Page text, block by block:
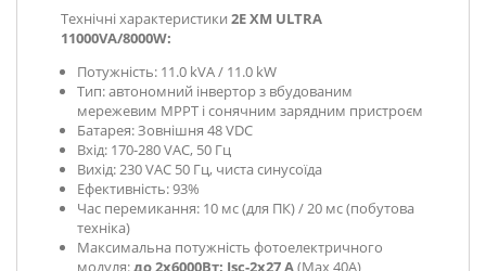
Технічні характеристики 2E XM ULTRA
11000VA/8000W:
Потужність: 11.0 kVA / 11.0 kW
Тип: автономний інвертор з вбудованим
мережевим MPPT і сонячним зарядним пристроєм
Батарея: Зовнішня 48 VDC
Вхід: 170-280 VAC, 50 Гц
Вихід: 230 VAC 50 Гц, чиста синусоїда
Ефективність: 93%
Час перемикання: 10 мс (для ПК) / 20 мс (побутова
техніка)
Максимальна потужність фотоелектричного
модуля:до 2x6000Вт; Isc-2x27 A(Мах 40А)